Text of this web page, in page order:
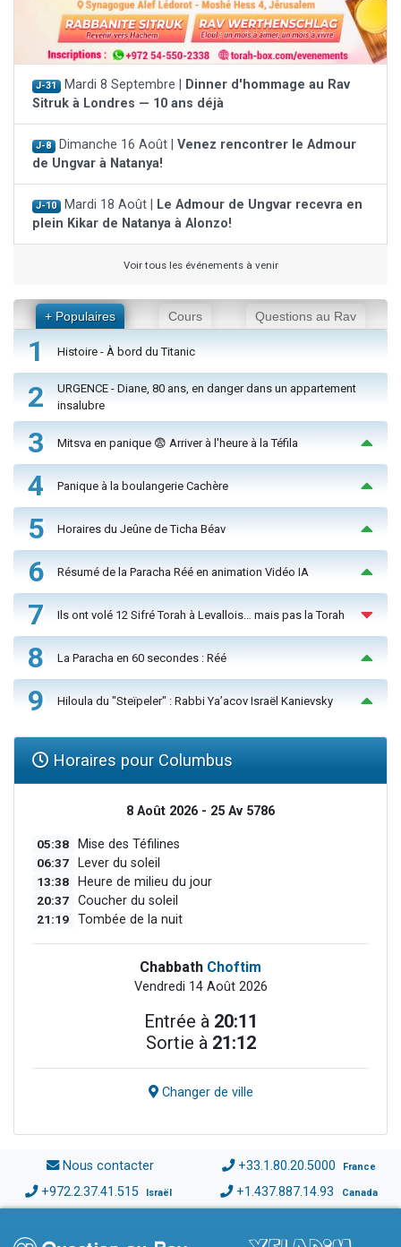
J-31 Mardi 8 Septembre | Dinner d'hommage au Rav
Sitruk à Londres — 10 ans déjà
J-8 Dimanche 16 Août | Venez rencontrer le Admour
de Ungvar à Natanya!
J-10 Mardi 18 Août | Le Admour de Ungvar recevra en
plein Kikar de Natanya à Alonzo!
Voir tous les événements à venir
+ Populaires Cours Questions au Rav
1 Histoire - À bord du Titanic
2
URGENCE - Diane, 80 ans, en danger dans un appartement
insalubre
3 Mitsva en panique 😨 Arriver à l'heure à la Téfila
4 Panique à la boulangerie Cachère
5 Horaires du Jeûne de Ticha Béav
6 Résumé de la Paracha Réé en animation Vidéo IA
7 Ils ont volé 12 Sifré Torah à Levallois… mais pas la Torah
8 La Paracha en 60 secondes : Réé
9 Hiloula du "Steïpeler" : Rabbi Ya’acov Israël Kanievsky
Horaires pour Columbus
8 Août 2026 - 25 Av 5786
05:38 Mise des Téfilines
06:37 Lever du soleil
13:38 Heure de milieu du jour
20:37 Coucher du soleil
21:19 Tombée de la nuit
Chabbath Choftim
Vendredi 14 Août 2026
Entrée à 20:11
Sortie à 21:12
Changer de ville
Nous contacter +33.1.80.20.5000 France
+972.2.37.41.515 Israël +1.437.887.14.93 Canada